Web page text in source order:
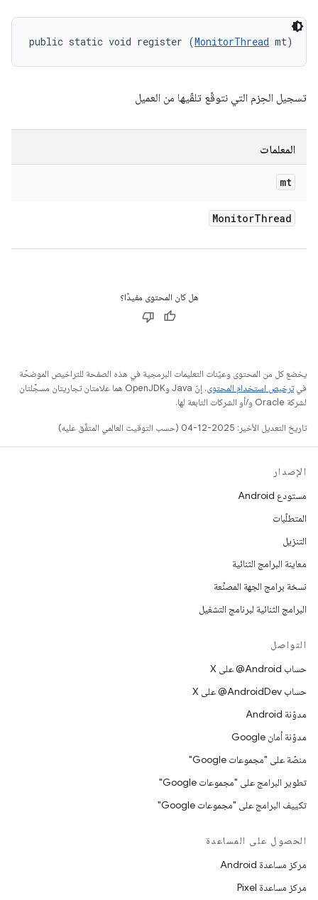
public static void register (MonitorThread mt)
تسجيل الحِزم التي نتوقّع تلقّيها من العميل
المعلمات
mt
MonitorThread
هل كان المحتوى مفيدًا؟
يخضع كل من المحتوى وعيّنات التعليمات البرمجية في هذه الصفحة للتراخيص الموضحّة
فيترخيص استخدام المحتوى
. إنّ Java وOpenJDK هما علامتان تجاريتان مسجَّلتان
لشركة Oracle و/أو الشركات التابعة لها.
تاريخ التعديل الأخير: 2025-12-04 (حسب التوقيت العالمي المتفَّق عليه)
الإصدار
مستودع Android
المتطلّبات
التنزيل
معاينة البرامج الثنائية
نسخة برامج الجهة المصنِّعة
البرامج الثنائية لبرنامج التشغيل
التواصل
حساب ‎@Android على X
حساب ‎@AndroidDev على X
مدوّنة Android
مدوّنة أمان Google
منصّة على "مجموعات Google"
تطوير البرامج على "مجموعات Google"
تكييف البرامج على "مجموعات Google"
الحصول على المساعدة
مركز مساعدة Android
مركز مساعدة Pixel